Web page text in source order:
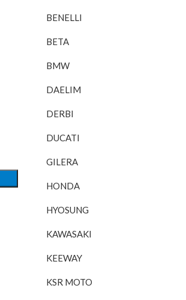
BENELLI
BETA
BMW
DAELIM
DERBI
DUCATI
GILERA
HONDA
HYOSUNG
KAWASAKI
KEEWAY
KSR MOTO